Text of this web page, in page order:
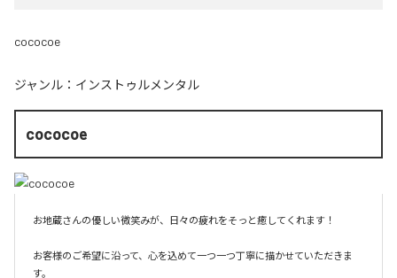
cococoe
ジャンル： インストゥルメンタル
cococoe
お地蔵さんの優しい微笑みが、日々の疲れをそっと癒してくれます！
お客様のご希望に沿って、心を込めて一つ一つ丁寧に描かせていただきま
す。